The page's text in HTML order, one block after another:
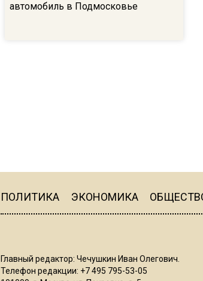
автомобиль в Подмосковье
ПОЛИТИКА ЭКОНОМИКА
Главный редактор: Чечушкин Иван Олегович.
Телефон редакции: +7 495 795-53-05